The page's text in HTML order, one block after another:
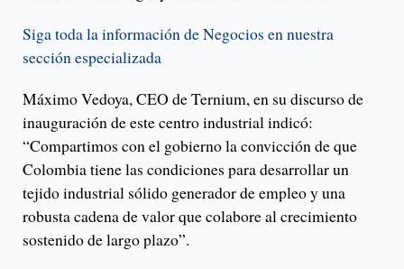
Siga toda la información de Negocios en nuestra
sección especializada
Máximo Vedoya, CEO de Ternium, en su discurso de
inauguración de este centro industrial indicó:
“Compartimos con el gobierno la convicción de que
Colombia tiene las condiciones para desarrollar un
tejido industrial sólido generador de empleo y una
robusta cadena de valor que colabore al crecimiento
sostenido de largo plazo”.